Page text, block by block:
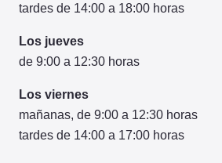
tardes de 14:00 a 18:00 horas
Los jueves
de 9:00 a 12:30 horas
Los viernes
mañanas, de 9:00 a 12:30 horas
tardes de 14:00 a 17:00 horas